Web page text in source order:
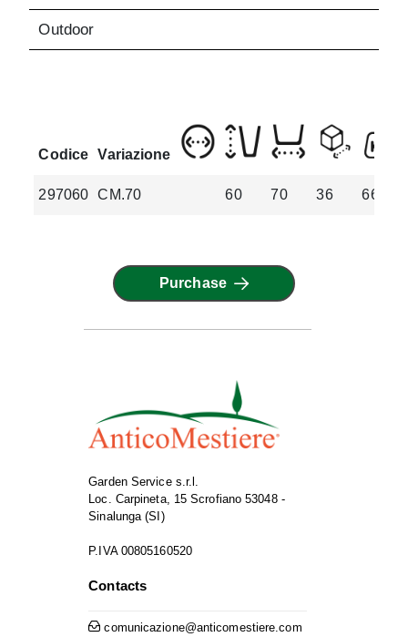
Outdoor
Codice Variazione
297060 CM.70 60 70 36 66.8
Purchase
Garden Service s.r.l.
Loc. Carpineta, 15 Scrofiano 53048 -
Sinalunga (SI)
P.IVA 00805160520
Contacts
comunicazione@anticomestiere.com